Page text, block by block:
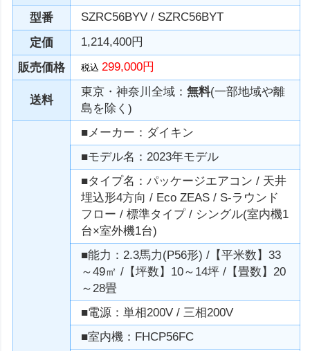
型番
SZRC56BYV / SZRC56BYT
定価
1,214,400円
販売価格
税込299,000円
送料
東京・神奈川全域：無料(一部地域や離
島を除く)
■メーカー：ダイキン
■モデル名：2023年モデル
■タイプ名：パッケージエアコン / 天井
埋込形4方向 / Eco ZEAS / S-ラウンド
フロー / 標準タイプ / シングル(室内機1
台×室外機1台)
■能力：2.3馬力(P56形) /【平米数】33
～49㎡ /【坪数】10～14坪 /【畳数】20
～28畳
■電源：単相200V / 三相200V
■室内機：FHCP56FC